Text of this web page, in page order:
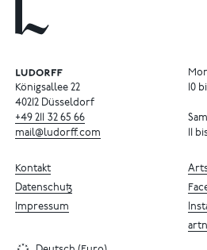
Königsallee 22
40212 Düsseldorf
+49 211 32 65 66
mail@ludorff.com
10
11
Kontakt
Datenschutz
Impressum